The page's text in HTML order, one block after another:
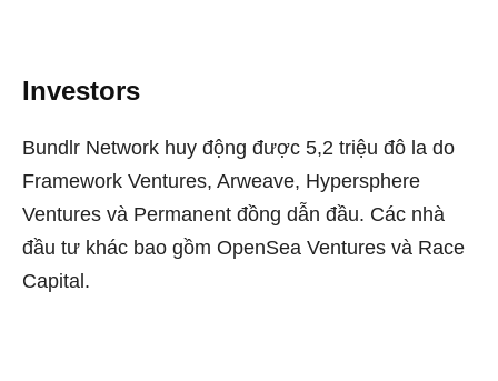
Investors
Bundlr Network huy động được 5,2 triệu đô la do
Framework Ventures, Arweave, Hypersphere
Ventures và Permanent đồng dẫn đầu. Các nhà
đầu tư khác bao gồm OpenSea Ventures và Race
Capital.